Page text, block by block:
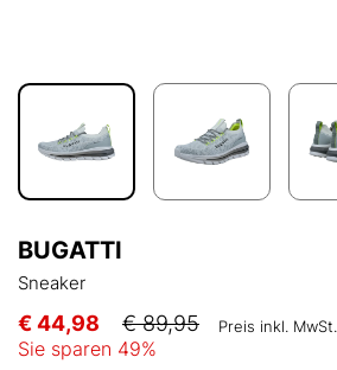
BUGATTI
Sneaker
€ 44,98 € 89,95 Preis inkl. MwSt.
Sie sparen 49%